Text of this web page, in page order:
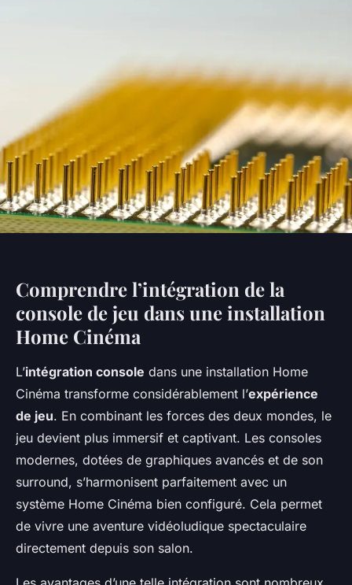
Comprendre l’intégration de la
console de jeu dans une installation
Home Cinéma
L’intégration console dans une installation Home
Cinéma transforme considérablement l’expérience
de jeu. En combinant les forces des deux mondes, le
jeu devient plus immersif et captivant. Les consoles
modernes, dotées de graphiques avancés et de son
surround, s’harmonisent parfaitement avec un
système Home Cinéma bien configuré. Cela permet
de vivre une aventure vidéoludique spectaculaire
directement depuis son salon.